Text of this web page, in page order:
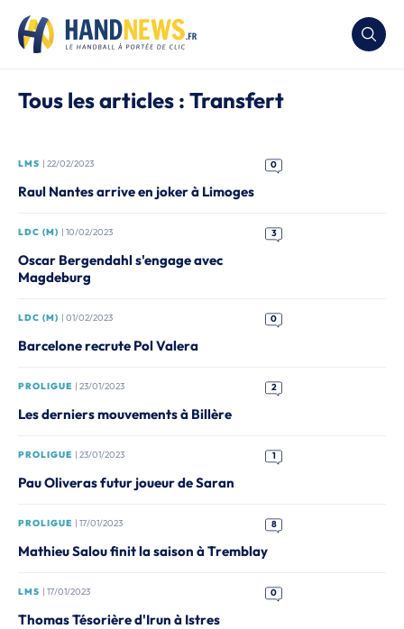
Tous les articles : Transfert
LMS | 22/02/2023 0
Raul Nantes arrive en joker à Limoges
LDC (M) | 10/02/2023 3
Oscar Bergendahl s'engage avec
Magdeburg
LDC (M) | 01/02/2023 0
Barcelone recrute Pol Valera
PROLIGUE | 23/01/2023 2
Les derniers mouvements à Billère
PROLIGUE | 23/01/2023 1
Pau Oliveras futur joueur de Saran
PROLIGUE | 17/01/2023 8
Mathieu Salou finit la saison à Tremblay
LMS | 17/01/2023 0
Thomas Tésorière d'Irun à Istres